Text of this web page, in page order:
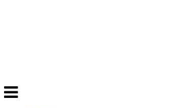
Veksle
navigasjon